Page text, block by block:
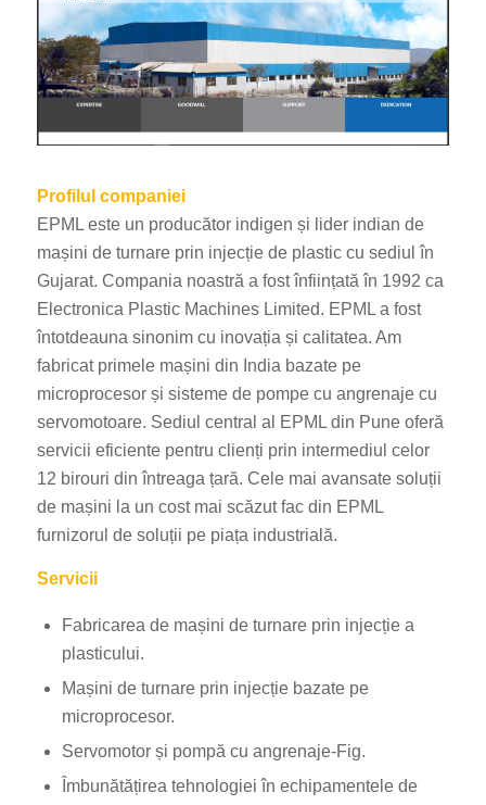
Profilul companiei
EPML este un producător indigen și lider indian de
mașini de turnare prin injecție de plastic cu sediul în
Gujarat. Compania noastră a fost înființată în 1992 ca
Electronica Plastic Machines Limited. EPML a fost
întotdeauna sinonim cu inovația și calitatea. Am
fabricat primele mașini din India bazate pe
microprocesor și sisteme de pompe cu angrenaje cu
servomotoare. Sediul central al EPML din Pune oferă
servicii eficiente pentru clienți prin intermediul celor
12 birouri din întreaga țară. Cele mai avansate soluții
de mașini la un cost mai scăzut fac din EPML
furnizorul de soluții pe piața industrială.
Servicii
Fabricarea de mașini de turnare prin injecție a
plasticului.
Mașini de turnare prin injecție bazate pe
microprocesor.
Servomotor și pompă cu angrenaje-Fig.
Îmbunătățirea tehnologiei în echipamentele de